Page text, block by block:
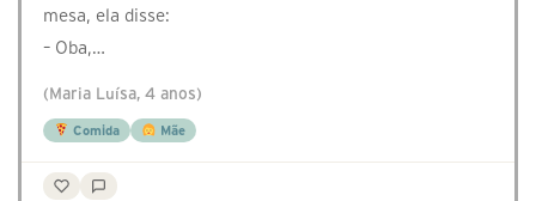
mesa, ela disse:
– Oba,…
(Maria Luísa, 4 anos)
Comida Mãe